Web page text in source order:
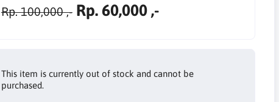
Rp. 100,000 ,- Rp. 60,000 ,-
This item is currently out of stock and cannot be
purchased.